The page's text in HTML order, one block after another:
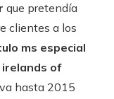
que pretendía
clientes a los
ms especial
irelands of
hasta 2015